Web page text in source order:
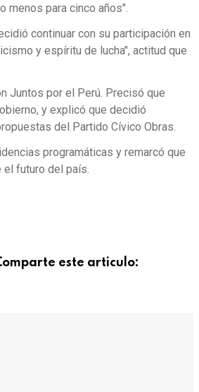
menos para cinco años".
continuar con su participación en
y espíritu de lucha", actitud que
Juntos por el Perú. Precisó que
y explicó que decidió
del Partido Cívico Obras.
programáticas y remarcó que
futuro del país.
este articulo: